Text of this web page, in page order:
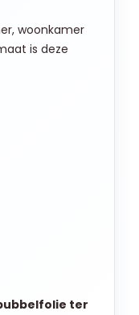
woonkamer
is deze
ter